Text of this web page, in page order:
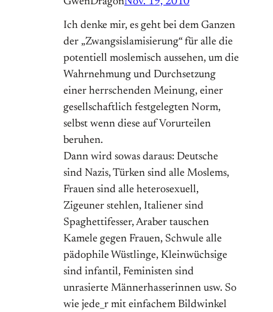
Ich denke mir, es geht bei dem Ganzen
der „Zwangsislamisierung“ für alle die
potentiell moslemisch aussehen, um die
Wahrnehmung und Durchsetzung
einer herrschenden Meinung, einer
gesellschaftlich festgelegten Norm,
selbst wenn diese auf Vorurteilen
beruhen.
Dann wird sowas daraus: Deutsche
sind Nazis, Türken sind alle Moslems,
Frauen sind alle heterosexuell,
Zigeuner stehlen, Italiener sind
Spaghettifesser, Araber tauschen
Kamele gegen Frauen, Schwule alle
pädophile Wüstlinge, Kleinwüchsige
sind infantil, Feministen sind
unrasierte Männerhasserinnen usw. So
wie jede_r mit einfachem Bildwinkel